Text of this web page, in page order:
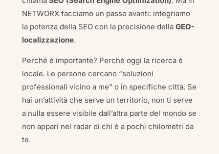
NETWORX facciamo un passo avanti: integriamo
la potenza della SEO con la precisione della GEO-
localizzazione.
Perché è importante? Perché oggi la ricerca è
locale. Le persone cercano “soluzioni
professionali vicino a me” o in specifiche città. Se
hai un’attività che serve un territorio, non ti serve
a nulla essere visibile dall’altra parte del mondo se
non appari nel radar di chi è a pochi chilometri da
te.